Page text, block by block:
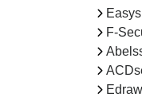
F-